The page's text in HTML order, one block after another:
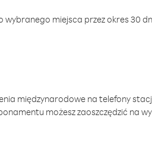
miejsca przez okres 30
międzynarodowe na telefony
możesz zaoszczędzić na